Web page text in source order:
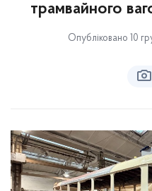
трамвайного
Опубліковано 10